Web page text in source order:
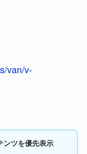
van/v-
ツを優先表示